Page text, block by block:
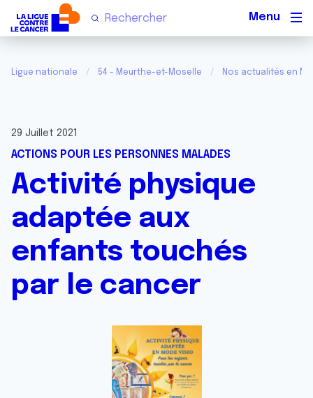
Ligue nationale 54 - Meurthe-et-Moselle Nos actualités en
29 Juillet 2021
ACTIONS POUR LES PERSONNES MALADES
Activité physique
adaptée aux
enfants touchés
par le cancer